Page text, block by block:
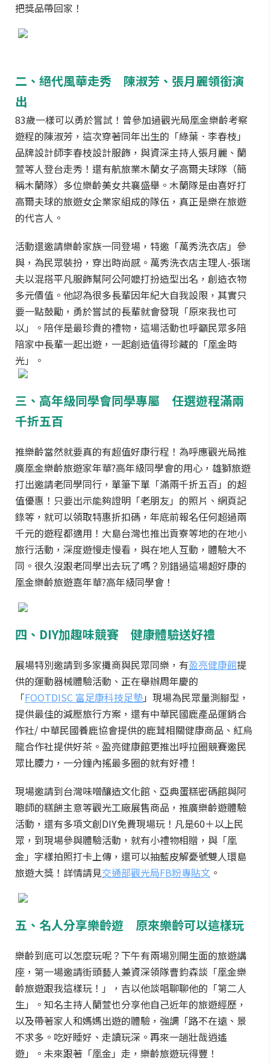
把獎品帶回家！
二、絕代風華走秀 陳淑芳、張月麗領銜演
出
83歲一樣可以勇於嘗試！曾參加過觀光局凰金樂齡考察
遊程的陳淑芳，這次穿著同年出生的「綠葉．李春枝」
品牌設計師李春枝設計服飾，與資深主持人張月麗、蘭
萱等人登台走秀！還有航旅業木蘭女子高爾夫球隊（簡
稱木蘭隊）多位樂齡美女共襄盛舉。木蘭隊是由喜好打
高爾夫球的旅遊女企業家組成的隊伍，真正是樂在旅遊
的代言人。
活動還邀請樂齡家族一同登場，特邀「萬秀洗衣店」參
與，為民眾裝扮，穿出時尚感。萬秀洗衣店主理人-張瑞
夫以混搭平凡服飾幫阿公阿嬤打扮造型出名，創造衣物
多元價值。他認為很多長輩因年紀大自我設限，其實只
要一點鼓勵，勇於嘗試的長輩就會發現「原來我也可
以」。陪伴是最珍貴的禮物，這場活動也呼籲民眾多陪
陪家中長輩一起出遊，一起創造值得珍藏的「凰金時
光」。
三、高年級同學會同學專屬 任選遊程滿兩
千折五百
推樂齡當然就要真的有超值好康行程！為呼應觀光局推
廣凰金樂齡旅遊家年華?高年級同學會的用心，雄獅旅遊
打出邀請老同學同行，單筆下單「滿兩千折五百」的超
值優惠！只要出示能夠證明「老朋友」的照片、網頁記
錄等，就可以領取特惠折扣碼，年底前報名任何超過兩
千元的遊程都適用！大島台灣也推出貢寮等地的在地小
旅行活動，深度遊慢走慢看，與在地人互動，體驗大不
同。很久沒跟老同學出去玩了嗎？別錯過這場超好康的
凰金樂齡旅遊嘉年華?高年級同學會！
四、 DIY加趣味競賽 健康體驗送好禮
展場特別邀請到多家攤商與民眾同樂，有盈亮健康館提
供的運動器械體驗活動、正在舉辦周年慶的
「FOOTDISC 富足康科技足墊」現場為民眾量測腳型，
提供最佳的減壓旅行方案，還有中華民國鹿產品運銷合
作社/ 中華民國養鹿協會提供的鹿茸相關健康商品、紅烏
龍合作社提供好茶。盈亮健康館更推出呼拉圈競賽邀民
眾比腰力，一分鐘內搖最多圈的就有好禮！
現場邀請到台灣味噌釀造文化館、亞典蛋糕密碼館與阿
聰師的糕餅主意等觀光工廠展售商品，推廣樂齡遊體驗
活動，還有多項文創DIY免費現場玩！凡是60＋以上民
眾，到現場參與體驗活動，就有小禮物相贈，與「凰
金」字樣拍照打卡上傳，還可以抽藍皮解憂號雙人環島
旅遊大獎！詳情請見交通部觀光局FB粉專貼文 。
五、名人分享樂齡遊 原來樂齡可以這樣玩
樂齡到底可以怎麼玩呢？下午有兩場別開生面的旅遊講
座，第一場邀請街頭藝人兼資深領隊曹鈞森談「凰金樂
齡旅遊跟我這樣玩！」，吉以他談唱聊聊他的「第二人
生」。知名主持人蘭萱也分享他自己近年的旅遊經歷，
以及帶著家人和媽媽出遊的體驗，強調「路不在遠、景
不求多。吃好睡好、走讀玩深。再來一趟壯哉逍遙
遊」。未來跟著「凰金」走，樂齡旅遊玩得豐！